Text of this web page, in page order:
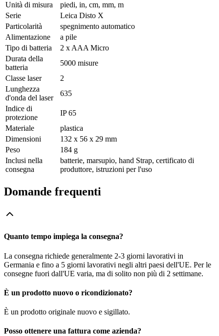
Unità di misura
piedi, in, cm, mm, m
Serie
Leica Disto X
Particolarità
spegnimento automatico
Alimentazione
a pile
Tipo di batteria
2 x AAA Micro
Durata della
batteria
5000 misure
Classe laser
2
Lunghezza
d'onda del laser
635
Indice di
protezione
IP 65
Materiale
plastica
Dimensioni
132 x 56 x 29 mm
Peso
184 g
Inclusi nella
consegna
batterie, marsupio, hand Strap, certificato di
produttore, istruzioni per l'uso
Domande frequenti
Quanto tempo impiega la consegna?
La consegna richiede generalmente 2-3 giorni lavorativi in
Germania e fino a 5 giorni lavorativi negli altri paesi dell'UE. Per le
consegne fuori dall'UE varia, ma di solito non più di 2 settimane.
È un prodotto nuovo o ricondizionato?
È un prodotto originale nuovo e sigillato.
Posso ottenere una fattura come azienda?